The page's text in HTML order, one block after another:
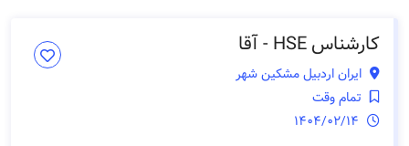
کارشناس HSE - آقا
ایران اردبیل مشکین شهر
تمام وقت